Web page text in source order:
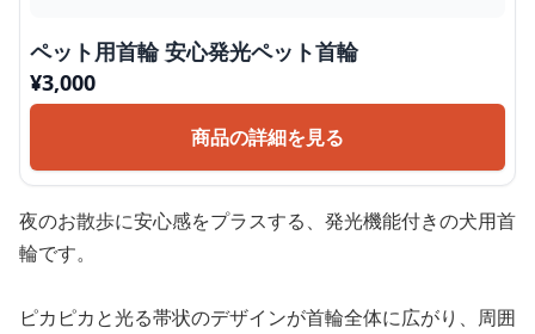
ペット用首輪 安心発光ペット首輪
¥3,000
商品の詳細を見る
夜のお散歩に安心感をプラスする、発光機能付きの犬用首
輪です。
ピカピカと光る帯状のデザインが首輪全体に広がり、周囲